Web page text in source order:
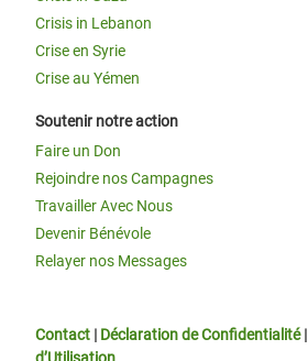
Crisis in Lebanon
Crise en Syrie
Crise au Yémen
Soutenir notre action
Faire un Don
Rejoindre nos Campagnes
Travailler Avec Nous
Devenir Bénévole
Relayer nos Messages
Contact | Déclaration de Confidentialité|